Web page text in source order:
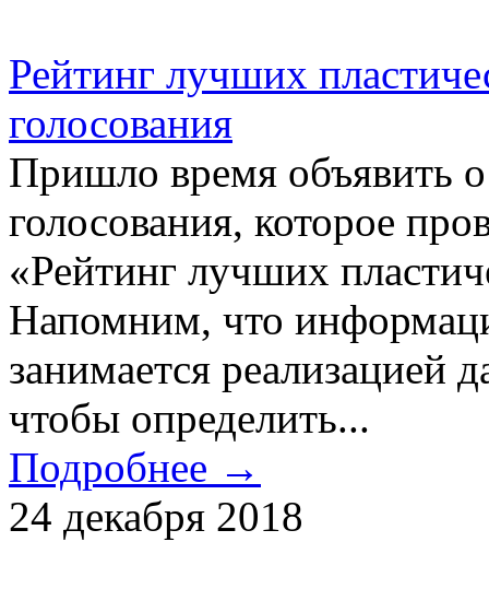
Рейтинг лучших
голосования
Пришло время объявить о
голосования, которое
«Рейтинг лучших
Напомним, что
занимается реализацией
чтобы определить...
Подробнее →
24 декабря 2018